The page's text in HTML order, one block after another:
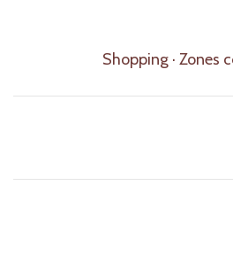
Shopping · Zones